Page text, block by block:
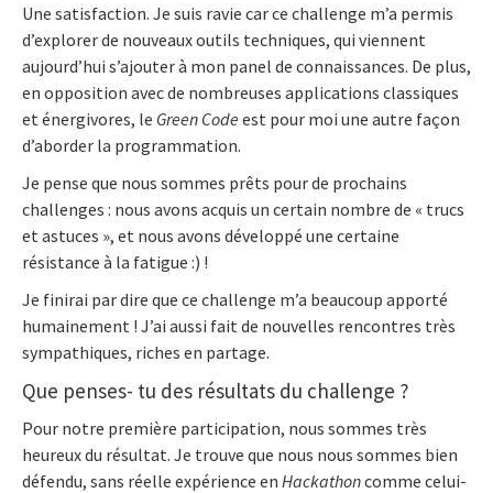
Une satisfaction. Je suis ravie car ce challenge m’a permis
d’explorer de nouveaux outils techniques, qui viennent
aujourd’hui s’ajouter à mon panel de connaissances. De plus,
en opposition avec de nombreuses applications classiques
et énergivores, le Green Code est pour moi une autre façon
d’aborder la programmation.
Je pense que nous sommes prêts pour de prochains
challenges : nous avons acquis un certain nombre de « trucs
et astuces », et nous avons développé une certaine
résistance à la fatigue :) !
Je finirai par dire que ce challenge m’a beaucoup apporté
humainement ! J’ai aussi fait de nouvelles rencontres très
sympathiques, riches en partage.
Que penses- tu des résultats du challenge ?
Pour notre première participation, nous sommes très
heureux du résultat. Je trouve que nous nous sommes bien
défendu, sans réelle expérience en Hackathoncomme celui-